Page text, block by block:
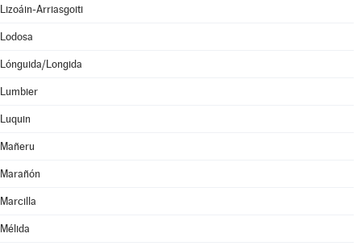
Lizoáin-Arriasgoiti
Lodosa
Lónguida/Longida
Lumbier
Luquin
Mañeru
Marañón
Marcilla
Mélida